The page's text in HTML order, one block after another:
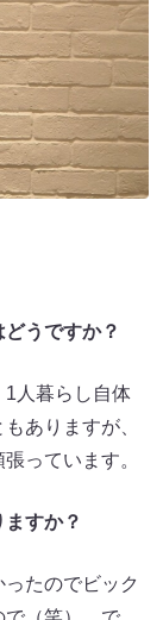
うですか？
1人暮らし自体
ありますが、
っています。
すか？
たのでビック